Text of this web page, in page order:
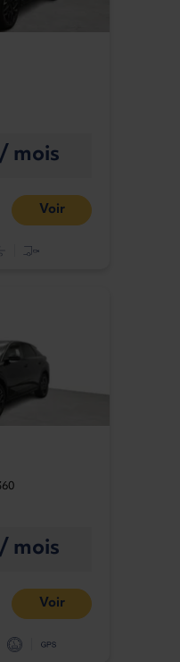
mois
Voir
mois
Voir